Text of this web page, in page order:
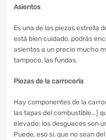
Asientos
Es una de las piezas estrella
está bien cuidado, podrás
asientos a un precio mucho
tampoco, las fundas.
Piezas de la carrocería
Hay componentes de la
las tapas del combustible…)
elevado: los desguaces son
Puede, eso sí, que no sean